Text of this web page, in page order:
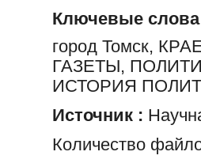
Ключевые слова
город Томск,
ГАЗЕТЫ,
ИСТОРИЯ
Источник :
Количество